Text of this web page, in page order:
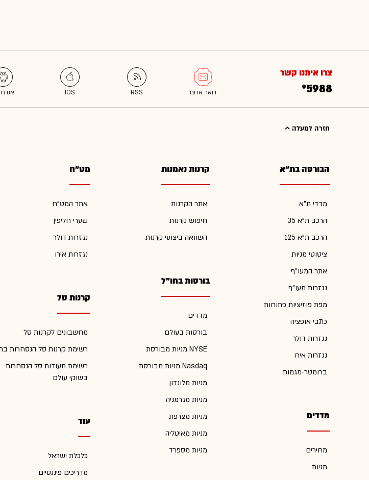
צרו איתנו קשר
*5988
חזרה למעלה
הבורסה בת"א
מדדי ת"א
הרכב ת"א 35
הרכב ת"א 125
ציטוטי מניות
אתר המעו"ף
נגזרות מעו"ף
מפת פוזיציות פתוחות
כתבי אופציה
נגזרות דולר
נגזרות אירו
ברומטר-מגמות
מדדים
מחירים
מניות
קרנות נאמנות
אתר הקרנות
חיפוש קרנות
השוואה ביצועי קרנות
בורסות בחו"ל
מדדים
בורסות בעולם
מניות מבורסת NYSE
מניות מבורסת Nasdaq
מניות מלונדון
מניות מגרמניה
מניות מצרפת
מניות מאיטליה
מניות מספרד
מט"ח
אתר המט"ח
שערי חליפין
נגזרות דולר
נגזרות אירו
קרנות סל
מחשבונים לקרנות סל
רשימת קרנות סל הנסחרות
רשימת תעודות סל הנסחרות
בשוקי עולם
עוד
כלכלת ישראל
מדריכים פיננסיים